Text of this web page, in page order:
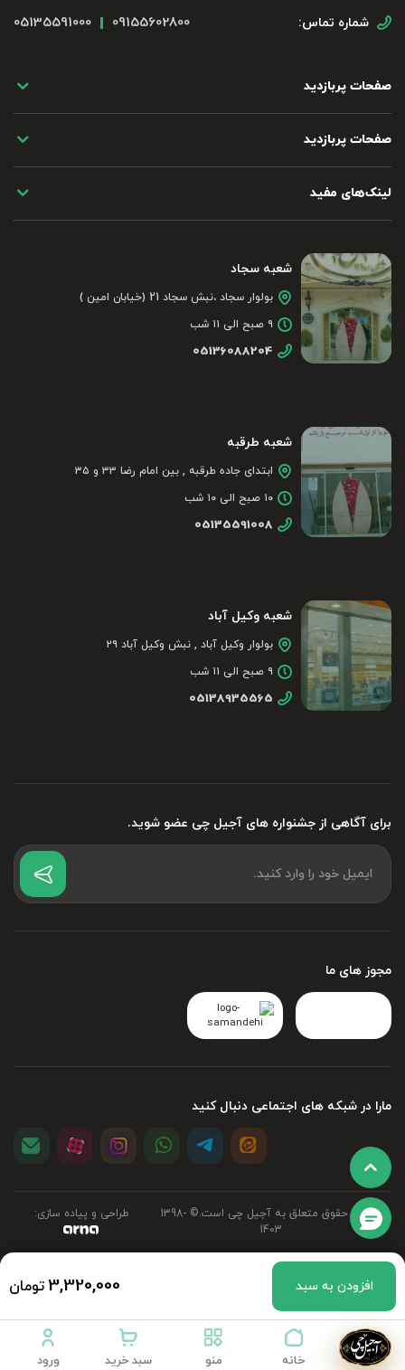
خانه منو سبد خرید ورود
3,320,000تومان افزودن به سبد
شماره تماس: 09155602800
05135591000
صفحات پربازدید
صفحات پربازدید
لینک‌های مفید
برای آگاهی از جشنواره های آجیل چی عضو شوید.
شعبه سجاد
بولوار سجاد ،نبش سجاد 21 (خیابان امین )
۹ صبح الی ۱۱ شب
05136088204
شعبه طرقبه
ابتدای جاده طرقبه , بین امام رضا ۳۳ و ۳۵
۱۰ صبح الی ۱۰ شب
05135591008
شعبه وکیل آباد
بولوار وکیل آباد , نبش وکیل آباد ۲۹
۹ صبح الی ۱۱ شب
05138935565
مجوز های ما
مارا در شبکه های اجتماعی دنبال کنید
تمامی حقوق متعلق به آجیل چی است.©‏ 1398-
1403
طراحی و پیاده سازی: